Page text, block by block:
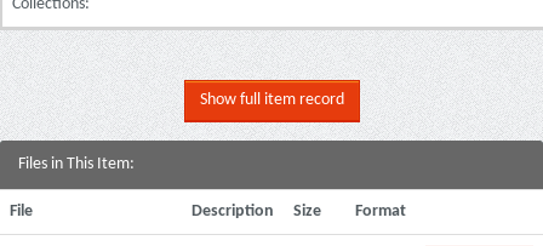
Collections:
Show full item record
Files in This Item:
File Description Size Format